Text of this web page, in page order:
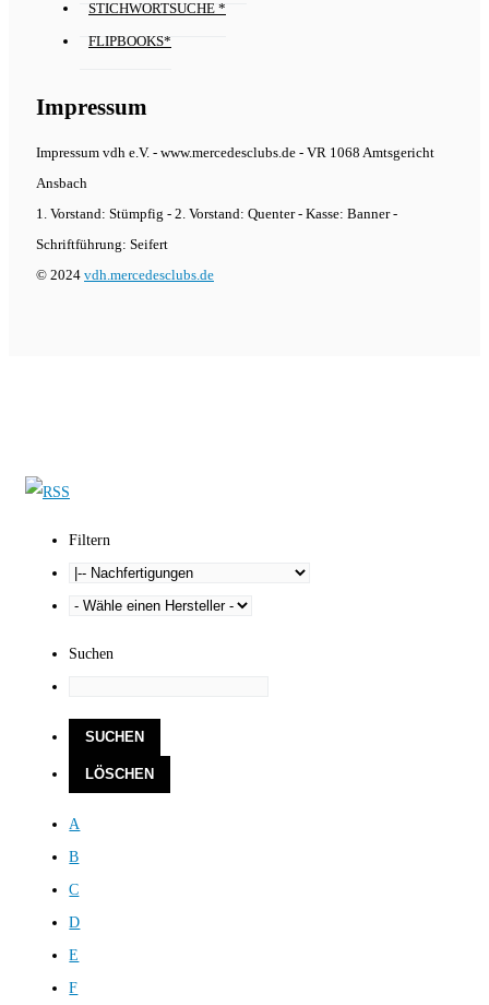
STICHWORTSUCHE *
FLIPBOOKS*
Impressum
Impressum vdh e.V. - www.mercedesclubs.de - VR 1068 Amtsgericht
Ansbach
1. Vorstand: Stümpfig - 2. Vorstand: Quenter - Kasse: Banner -
Schriftführung: Seifert
© 2024 vdh.mercedesclubs.de
Filtern
Suchen
A
B
C
D
E
F